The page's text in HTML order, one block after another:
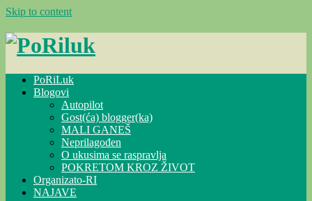
Skip to content
PoRiLuk
Blogovi
Autopilot
Gost(ća) blogger(ka)
MALI GANEŠ
Neprilagođen
O ukusima se raspravlja
POKRETOM KROZ ŽIVOT
Organizato-RI
NAJAVE